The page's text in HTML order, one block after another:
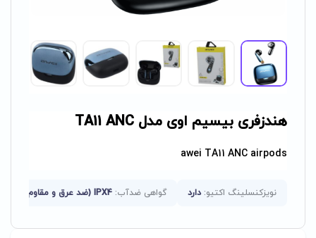
هندزفری بیسیم اوی مدل TA11 ANC
awei TA11 ANC airpods
نویزکنسلینگ اکتیو: دارد گواهی ضدآب: IPX4 (ضد عرق و مقاوم در برابر آب)